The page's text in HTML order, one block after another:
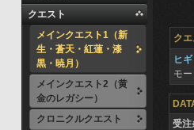
クエスト
メインクエスト1（新
生・蒼天・紅蓮・漆
黒・暁月）
メインクエスト2（黄
金のレガシー）
クロニクルクエスト
ク
ヒギ
モ
受注